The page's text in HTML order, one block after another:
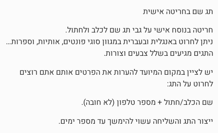
על גבי תג שם לכלב ולחתול.
ובעברית במגוון סוגי פונטים, אותיות, וספרות…
צבעים וצורות.
המיועד להערות את הפרטים אותם אתם רוצים
מספר טלפון (לא חובה).
עשוי להימשך עד מספר ימים.